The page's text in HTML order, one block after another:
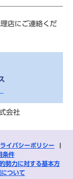
店にご連絡くだ
会社
イバシーポリシー
|
条件
勢力に対する基本方
ついて